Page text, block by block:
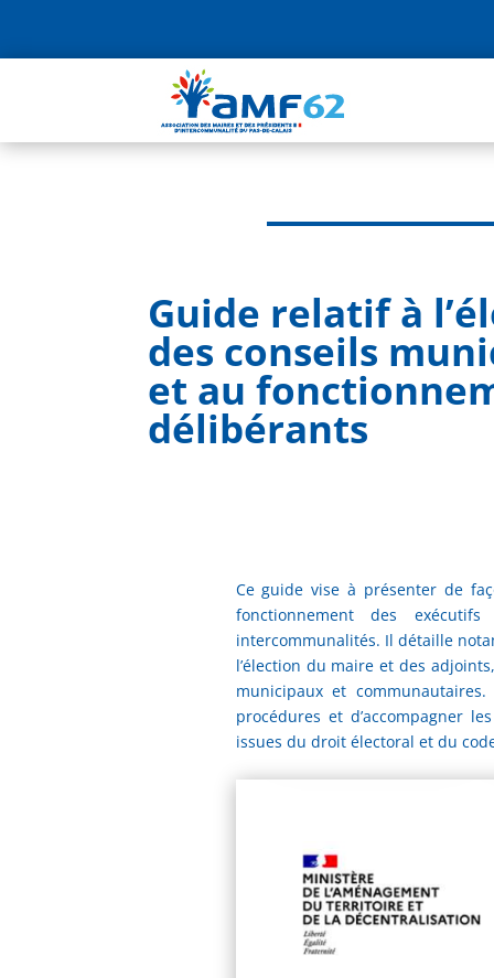
Guide relatif à
des conseils
et au
délibérants
Ce guide vise à présenter de
fonctionnement des
intercommunalités. Il détaille
l’élection du maire et des
municipaux et
procédures et d’accompagner
issues du droit électoral et du